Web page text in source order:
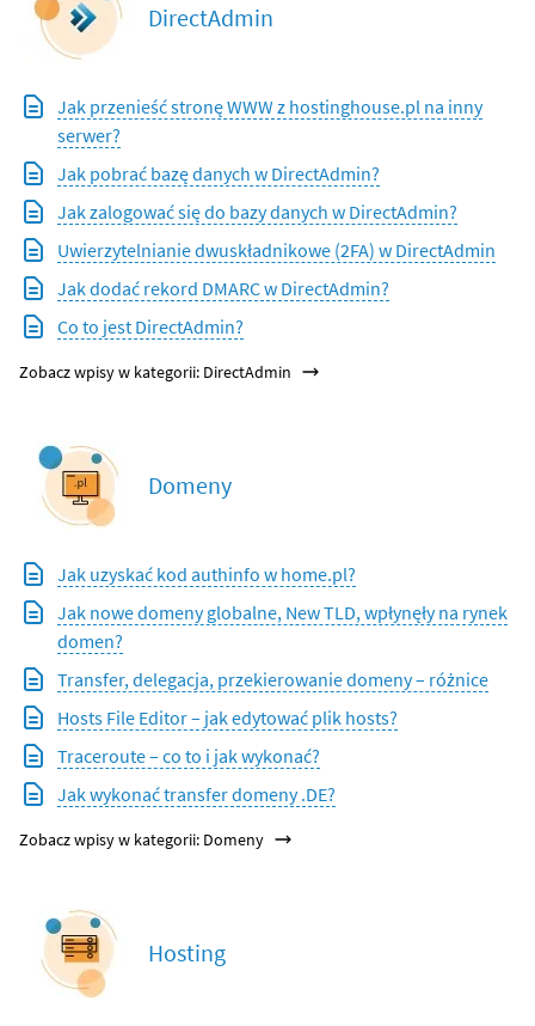
DirectAdmin
Jak przenieść stronę WWW z hostinghouse.pl na inny
serwer?
Jak pobrać bazę danych w DirectAdmin?
Jak zalogować się do bazy danych w DirectAdmin?
Uwierzytelnianie dwuskładnikowe (2FA) w DirectAdmin
Jak dodać rekord DMARC w DirectAdmin?
Co to jest DirectAdmin?
Zobacz wpisy w kategorii: DirectAdmin
Domeny
Jak uzyskać kod authinfo w home.pl?
Jak nowe domeny globalne, New TLD, wpłynęły na rynek
domen?
Transfer, delegacja, przekierowanie domeny – różnice
Hosts File Editor – jak edytować plik hosts?
Traceroute – co to i jak wykonać?
Jak wykonać transfer domeny .DE?
Zobacz wpisy w kategorii: Domeny
Hosting